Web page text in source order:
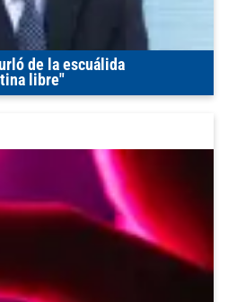
de la escuálida
libre"